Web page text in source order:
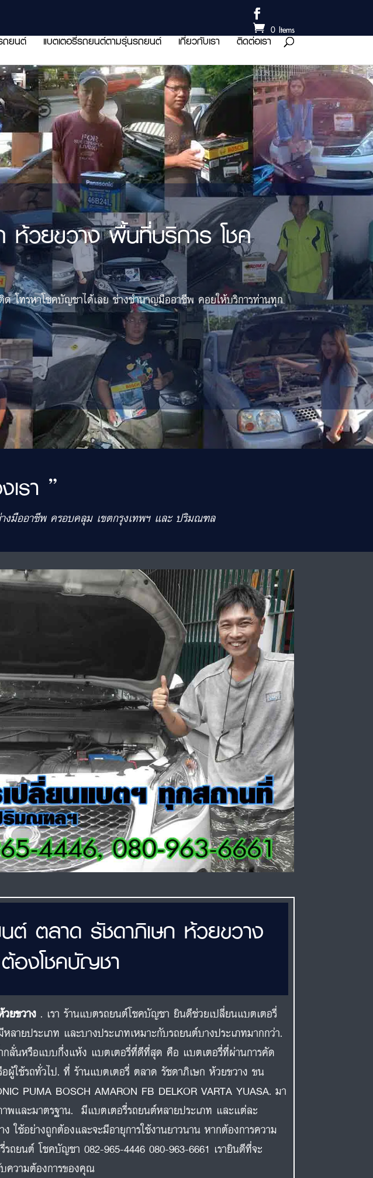
0 Items
ถยนต์ แบตเตอรี่รถยนต์ตามรุ่นรถยนต์ เกี่ยวกับเรา ติดต่อเรา
ห้วยขวาง พื้นที่บริการ โชค
โทรหาโชคบัญชาได้เลย ช่างชำนาญมืออาชีพ คอยให้บริการท่านทุก
รา ”
งมืออาชีพ ครอบคลุม เขตกรุงเทพฯ และ ปริมณฑล
ต์ ตลาด รัชดาภิเษก ห้วยขวาง
ต้องโชคบัญชา
ยขวาง . เรา ร้านแบตรถยนต์โชคบัญชา ยินดีช่วยเปลี่ยนแบตเตอรี่
ยประเภท และบางประเภทเหมาะกับรถยนต์บางประเภทมากกว่า.
กลั่นหรือแบบกึ่งแห้ง แบตเตอรี่ที่ดีที่สุด คือ แบตเตอรี่ที่ผ่านการคัด
ใช้รถทั่วไป. ที่ ร้านแบตเตอรี่ ตลาด รัชดาภิเษก ห้วยขวาง ขน
PUMA BOSCH AMARON FB DELKOR VARTA YUASA. มา
พและมาตรฐาน. มีแบตเตอรี่รถยนต์หลายประเภท และแต่ละ
ใช้อย่างถูกต้องและจะมีอายุการใช้งานยาวนาน หากต้องการความ
รถยนต์ โชคบัญชา 082-965-4446 080-963-6661 เรายินดีที่จะ
ความต้องการของคุณ